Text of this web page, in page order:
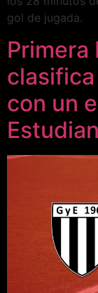
gol de jugada.
Primera
clasifica
con un